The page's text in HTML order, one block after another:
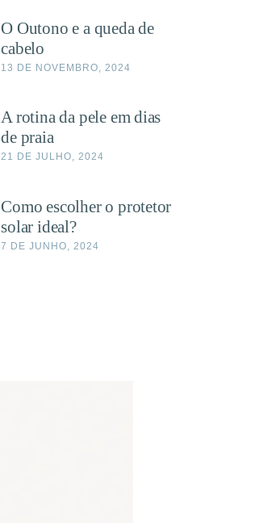
O Outono e a queda de
cabelo
13 DE NOVEMBRO, 2024
A rotina da pele em dias
de praia
21 DE JULHO, 2024
Como escolher o protetor
solar ideal?
7 DE JUNHO, 2024